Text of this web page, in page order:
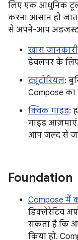
लिए एक आधुनिक
करना आसान हो
से अपने-आप अडजस्ट
खास जानकारी
डेवलपर के
ट्यूटोरियल:
Compose
क्विक गाइड:
गाइड
आप जल्द से
Foundation
Compose में
डिक्लेरेटिव
सकता है कि
किया हो.